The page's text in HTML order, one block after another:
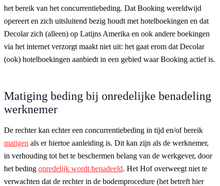
het bereik van het concurrentiebeding. Dat Booking wereldwijd
opereert en zich uitsluitend bezig houdt met hotelboekingen en dat
Decolar zich (alleen) op Latijns Amerika en ook andere boekingen
via het internet verzorgt maakt niet uit: het gaat erom dat Decolar
(ook) hotelboekingen aanbiedt in een gebied waar Booking actief is.
Matiging beding bij onredelijke benadeling
werknemer
De rechter kan echter een concurrentiebeding in tijd en/of bereik
matigen als er hiertoe aanleiding is. Dit kan zijn als de werknemer,
in verhouding tot het te beschermen belang van de werkgever, door
het beding onredelijk wordt benadeeld. Het Hof overweegt niet te
verwachten dat de rechter in de bodemprocedure (het betreft hier